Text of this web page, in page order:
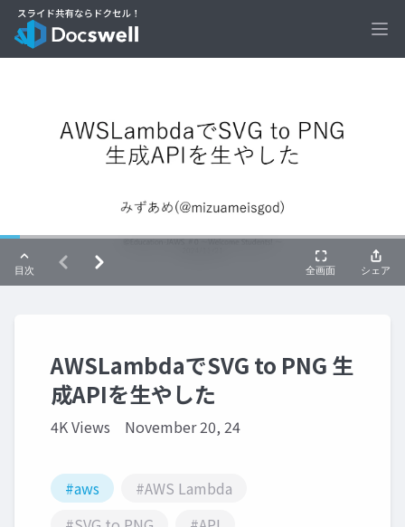
AWSLambdaでSVG to PNG 生
成APIを生やした
4K Views November 20, 24
#aws
#AWS Lambda